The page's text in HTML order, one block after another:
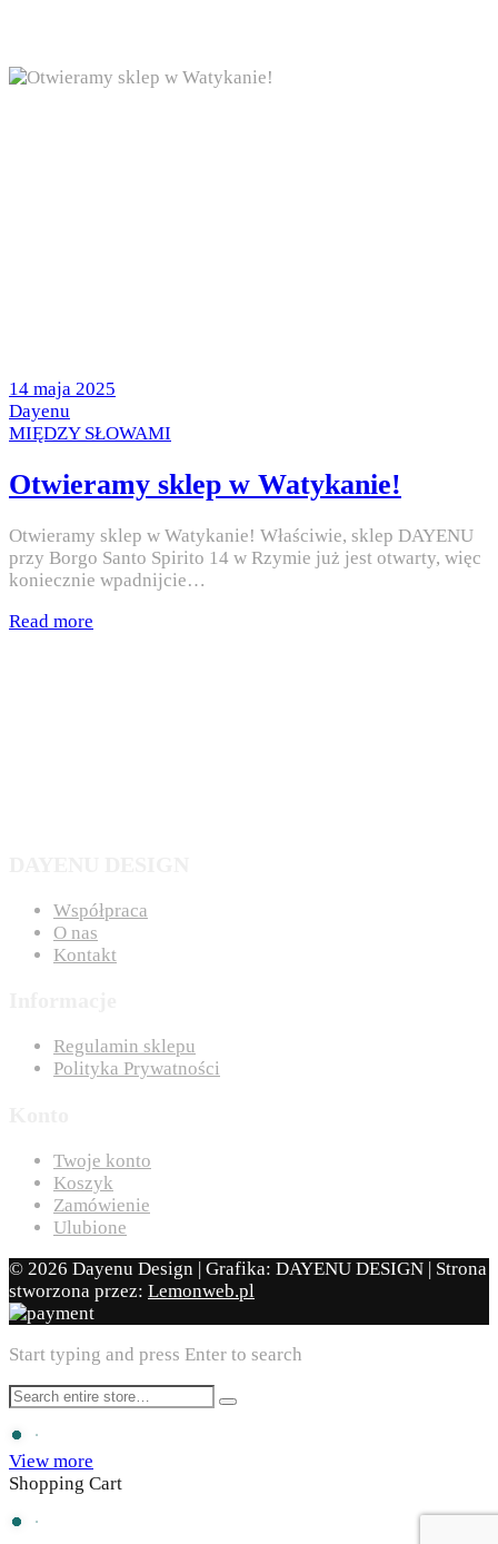
Posted
on
14 maja 2025
by
Dayenu
Posted
MIĘDZY SŁOWAMI
Otwieramy sklep w Watykanie!
Otwieramy sklep w Watykanie! Właściwie, sklep DAYENU
przy Borgo Santo Spirito 14 w Rzymie już jest otwarty, więc
koniecznie wpadnijcie…
Read more
Współpraca
O nas
Kontakt
Regulamin sklepu
Polityka Prywatności
Twoje konto
Koszyk
Zamówienie
Ulubione
© 2026 Dayenu Design | Grafika: DAYENU DESIGN | Strona
stworzona przez: Lemonweb.pl
Start typing and press Enter to search
View more
Shopping Cart